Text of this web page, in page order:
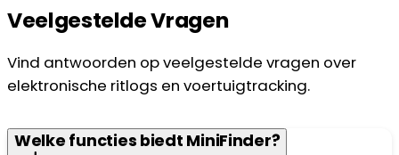
Veelgestelde Vragen
Vind antwoorden op veelgestelde vragen over
elektronische ritlogs en voertuigtracking.
Welke functies biedt MiniFinder?